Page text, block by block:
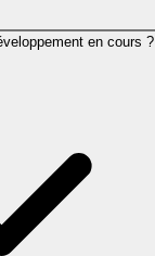
en cours ?